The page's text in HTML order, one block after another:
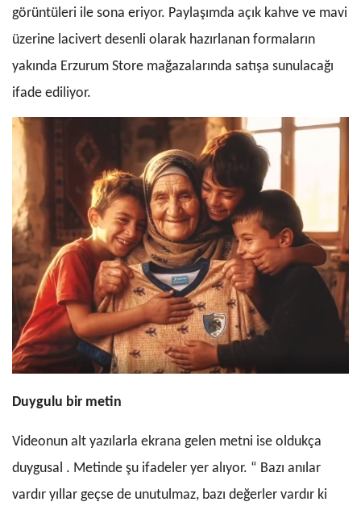
görüntüleri ile sona eriyor. Paylaşımda açık kahve ve mavi
üzerine lacivert desenli olarak hazırlanan formaların
yakında Erzurum Store mağazalarında satışa sunulacağı
ifade ediliyor.
Duygulu bir metin
Videonun alt yazılarla ekrana gelen metni ise oldukça
duygusal . Metinde şu ifadeler yer alıyor. “ Bazı anılar
vardır yıllar geçse de unutulmaz, bazı değerler vardır ki